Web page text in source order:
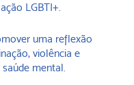
LGBTI+.
uma reflexão
violência e
mental.